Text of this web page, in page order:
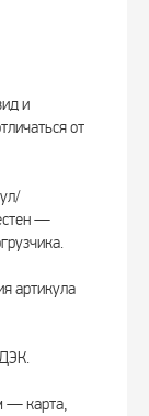
и
от
—
артикула
— карта,